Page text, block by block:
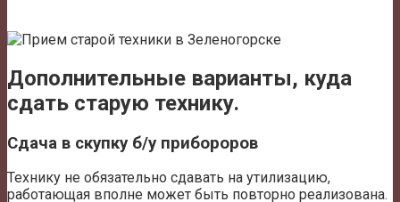
Дополнительные варианты, куда
сдать старую технику.
Сдача в скупку б/у прибороров
Технику не обязательно сдавать на утилизацию,
работающая вполне может быть повторно реализована.